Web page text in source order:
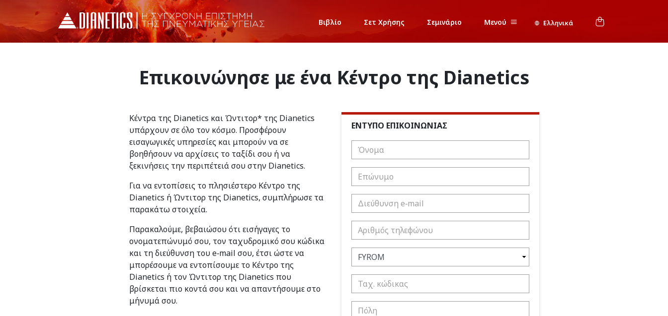
Βιβλίο Σετ Χρήσης Σεμινάριο Μενού Ελληνικά
Επικοινώνησε με ένα Κέντρο της Dianetics
Κέντρα της Dianetics και Ώντιτορ* της Dianetics
υπάρχουν σε όλο τον κόσμο. Προσφέρουν
εισαγωγικές υπηρεσίες και μπορούν να σε
βοηθήσουν να αρχίσεις το ταξίδι σου ή να
ξεκινήσεις την περιπέτειά σου στην Dianetics.
Για να εντοπίσεις το πλησιέστερο Κέντρο της
Dianetics ή Ώντιτορ της Dianetics, συμπλήρωσε τα
παρακάτω στοιχεία.
Παρακαλούμε, βεβαιώσου ότι εισήγαγες το
ονοματεπώνυμό σου, τον ταχυδρομικό σου κώδικα
και τη διεύθυνση του e‑mail σου, έτσι ώστε να
μπορέσουμε να εντοπίσουμε το Κέντρο της
Dianetics ή τον Ώντιτορ της Dianetics που
βρίσκεται πιο κοντά σου και να απαντήσουμε στο
μήνυμά σου.
ΕΝΤΥΠΟ ΕΠΙΚΟΙΝΩΝΙΑΣ